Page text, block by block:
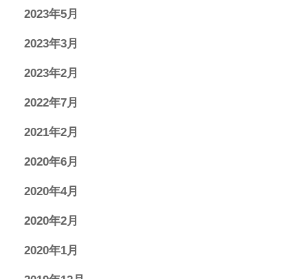
2023年5月
2023年3月
2023年2月
2022年7月
2021年2月
2020年6月
2020年4月
2020年2月
2020年1月